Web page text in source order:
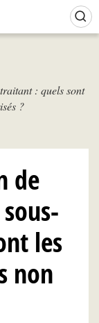
: quels sont
?
de
les
non
de connexion)